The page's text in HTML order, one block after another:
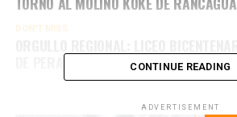
DON'T MISS
DE PERALILLO
CONTINUE READING
ADVERTISEMENT